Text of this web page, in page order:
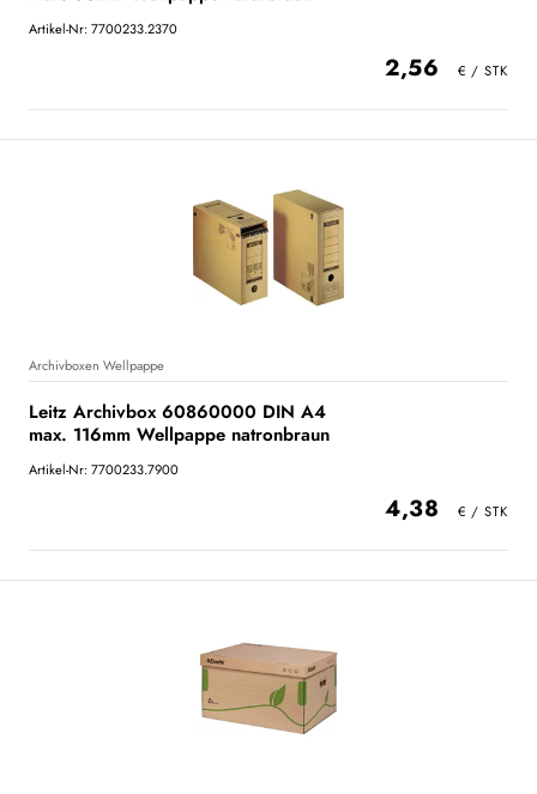
Artikel-Nr: 7700233.2370
2,56
Archivboxen Wellpappe
Leitz Archivbox 60860000 DIN A4
max. 116mm Wellpappe natronbraun
Artikel-Nr: 7700233.7900
4,38